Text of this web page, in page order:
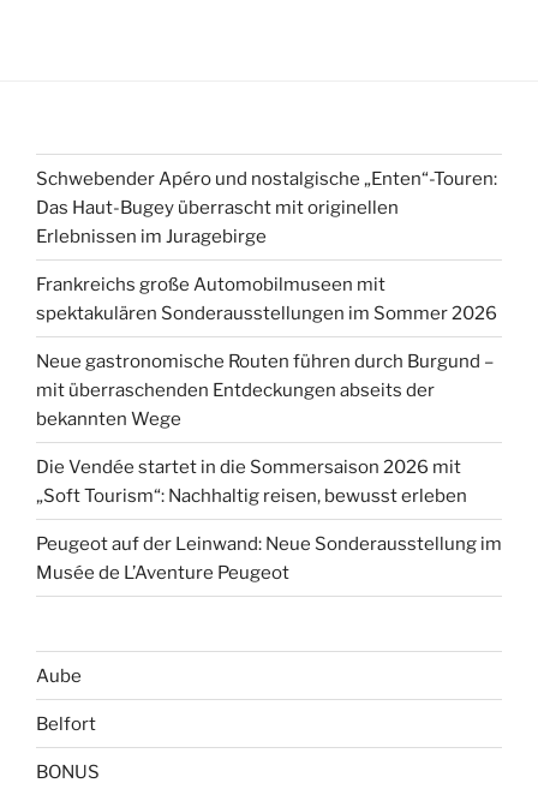
Schwebender Apéro und nostalgische „Enten“-Touren:
Das Haut-Bugey überrascht mit originellen
Erlebnissen im Juragebirge
Frankreichs große Automobilmuseen mit
spektakulären Sonderausstellungen im Sommer 2026
Neue gastronomische Routen führen durch Burgund –
mit überraschenden Entdeckungen abseits der
bekannten Wege
Die Vendée startet in die Sommersaison 2026 mit
„Soft Tourism“: Nachhaltig reisen, bewusst erleben
Peugeot auf der Leinwand: Neue Sonderausstellung im
Musée de L’Aventure Peugeot
Aube
Belfort
BONUS